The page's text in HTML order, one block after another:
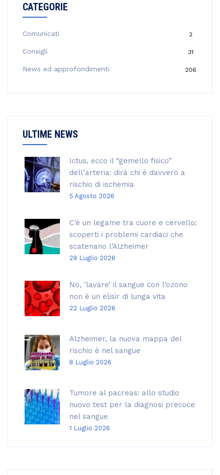
CATEGORIE
Comunicati 2
Consigli 31
News ed approfondimenti 206
ULTIME NEWS
Ictus, ecco il “gemello fisico”
dell’arteria: dirà chi è davvero a
rischio di ischemia
5 Agosto 2026
C’è un legame tra cuore e cervello:
scoperti i problemi cardiaci che
scatenano l’Alzheimer
29 Luglio 2026
No, ‘lavare’ il sangue con l’ozono
non è un elisir di lunga vita
22 Luglio 2026
Alzheimer, la nuova mappa del
rischio è nel sangue
8 Luglio 2026
Tumore al pacreas: allo studio
nuovo test per la diagnosi precoce
nel sangue
1 Luglio 2026